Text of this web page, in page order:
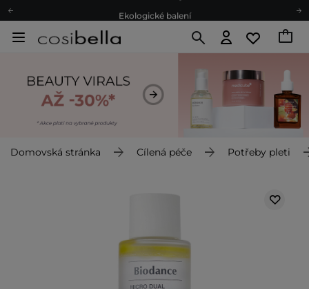
Ekologické balení
Doporučovací Program
Ekologické balení
Domovská stránka Cílená péče Potřeby pleti